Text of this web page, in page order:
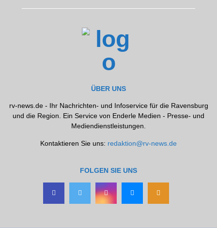
ÜBER UNS
rv-news.de - Ihr Nachrichten- und Infoservice für die Ravensburg
und die Region. Ein Service von Enderle Medien - Presse- und
Mediendienstleistungen.
Kontaktieren Sie uns: redaktion@rv-news.de
FOLGEN SIE UNS